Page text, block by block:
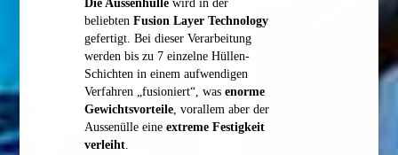
Die Aussenhüllewird in der
beliebten Fusion Layer Technology
gefertigt. Bei dieser Verarbeitung
werden bis zu 7 einzelne Hüllen-
Schichten in einem aufwendigen
Verfahren „fusioniert“, was enorme
Gewichtsvorteile, vorallem aber der
Aussenülle eine extreme Festigkeit
verleiht.